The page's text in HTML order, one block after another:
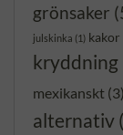
grönsaker
julskinka (1) kakor
kryddning
mexikanskt (3)
alternativ